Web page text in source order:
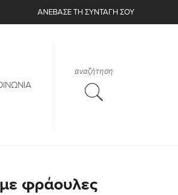
ΑΝΈΒΑΣΕ ΤΗ ΣΥΝΤΑΓΉ ΣΟΥ
αναζήτηση
φράουλες